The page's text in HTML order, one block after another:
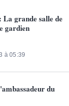
grande salle de
gardien
à 05:39
du